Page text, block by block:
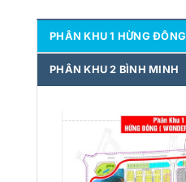
PHÂN KHU 1 HỪNG ĐÔNG
PHÂN KHU 2 BÌNH MINH